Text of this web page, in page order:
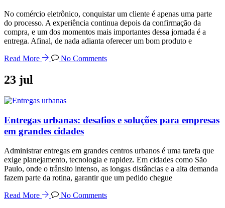
No comércio eletrônico, conquistar um cliente é apenas uma parte
do processo. A experiência continua depois da confirmação da
compra, e um dos momentos mais importantes dessa jornada é a
entrega. Afinal, de nada adianta oferecer um bom produto e
Read More No Comments
23 jul
Entregas urbanas: desafios e soluções para empresas
em grandes cidades
Administrar entregas em grandes centros urbanos é uma tarefa que
exige planejamento, tecnologia e rapidez. Em cidades como São
Paulo, onde o trânsito intenso, as longas distâncias e a alta demanda
fazem parte da rotina, garantir que um pedido chegue
Read More No Comments